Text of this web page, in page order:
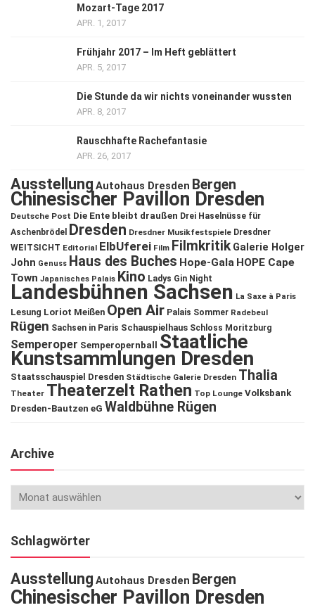
Mozart-Tage 2017
APR. 1, 2017
Frühjahr 2017 – Im Heft geblättert
APR. 5, 2017
Die Stunde da wir nichts voneinander wussten
APR. 8, 2017
Rauschhafte Rachefantasie
APR. 26, 2017
Ausstellung Autohaus Dresden Bergen
Chinesischer Pavillon Dresden
Deutsche Post Die Ente bleibt draußen Drei Haselnüsse für
Aschenbrödel
Dresden Dresdner Musikfestspiele Dresdner
WEITSICHT Editorial ElbUferei Film Filmkritik Galerie Holger
John Genuss Haus des Buches Hope-Gala HOPE Cape
Town Japanisches Palais Kino Ladys Gin Night
Landesbühnen Sachsen La Saxe à Paris
Lesung Loriot Meißen Open Air Palais Sommer Radebeul
Rügen Sachsen in Paris Schauspielhaus Schloss Moritzburg
Semperoper Semperopernball Staatliche
Kunstsammlungen Dresden
Staatsschauspiel Dresden Städtische Galerie Dresden Thalia
Theater Theaterzelt Rathen Top Lounge Volksbank
Dresden-Bautzen eG Waldbühne Rügen
Archive
Schlagwörter
Ausstellung Autohaus Dresden Bergen
Chinesischer Pavillon Dresden